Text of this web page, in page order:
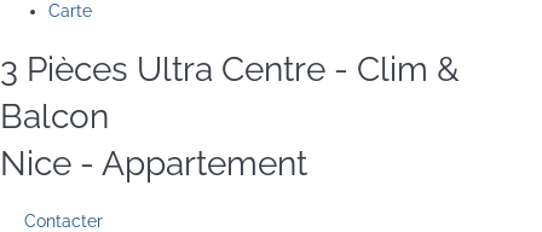
Carte
3 Pièces Ultra Centre - Clim &
Balcon
Nice - Appartement
Contacter